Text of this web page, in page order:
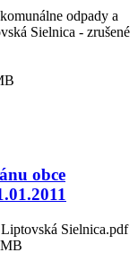
odpady a
Sielnica - zrušené
obce
Sielnica.pdf